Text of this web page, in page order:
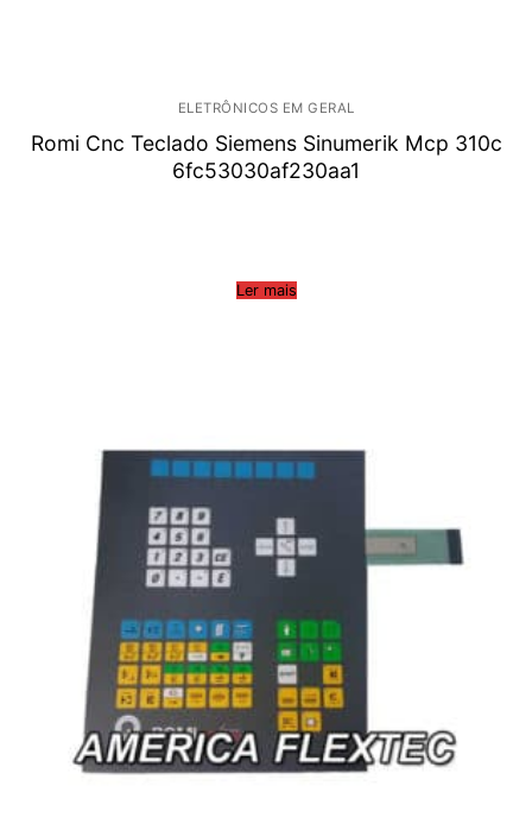
ELETRÔNICOS EM GERAL
Romi Cnc Teclado Siemens Sinumerik Mcp 310c
6fc53030af230aa1
Ler mais